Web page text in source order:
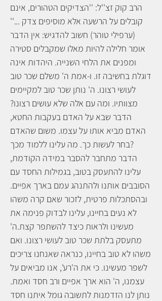
הרב קוק זצ''ל: ''הצדיקים הטהורים, אינם
קובלים על הרשעה אלא מוסיפים צדק ...''
(ערפילי טוהר) חשוב להדגיש: אין הדבר
אומר חלילה להיות מאלו שמקבלים סטירה
ומפנים את הלחי השנייה. היהדות אינה
דוגלת בחשיבה זו. ו-אמת ה' משלם שכר טוב
לעושי רצונו. ה' נותן שכר טוב למקיימים
מצוותיו. ומה עם אלה שלא עושים רצונו?
הדבר שבא על האדם בעקבות החטא,
האדם מביא אותו על עצמו. משום שהאדם
בחר לעשות כך. מה עלינו ללמוד מכך?
הדבר מתחבר להסבר במידה הקודמת,
עלינו להתעסק בטוב, בגמילות החסד עם
הסובבים אותנו ולהתנהג עמם בארך אפיים.
ובהסתכלות פרטית, לזכור שאם קרה משהו
לא נעים בחיינו, עלינו לבדוק פנימה את
מעשינו ולראות כיצד להשתפר קצת.ה'
מתעסק בלתת שכר טוב לעושי רצונו. ואם
משהו לא טוב בחיינו, כנראה שאנחנו צריכים
לשפר מעשינו. כי את ה'רע', אנו מביאים על
עצמנו, ה' הוא ארך אפיים ורב חסד ואמת.
נותן לנו הזדמנות לתשובה גומל איתנו חסד